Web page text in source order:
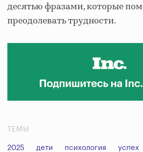
десятью фразами, которые
преодолевать трудности.
ТЕМЫ
2025 дети психология успех